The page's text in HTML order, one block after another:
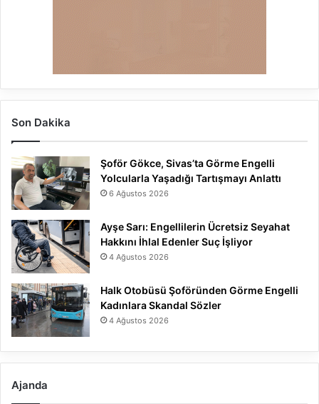
Son Dakika
Şoför Gökce, Sivas’ta Görme Engelli
Yolcularla Yaşadığı Tartışmayı Anlattı
6 Ağustos 2026
Ayşe Sarı: Engellilerin Ücretsiz Seyahat
Hakkını İhlal Edenler Suç İşliyor
4 Ağustos 2026
Halk Otobüsü Şoföründen Görme Engelli
Kadınlara Skandal Sözler
4 Ağustos 2026
Ajanda